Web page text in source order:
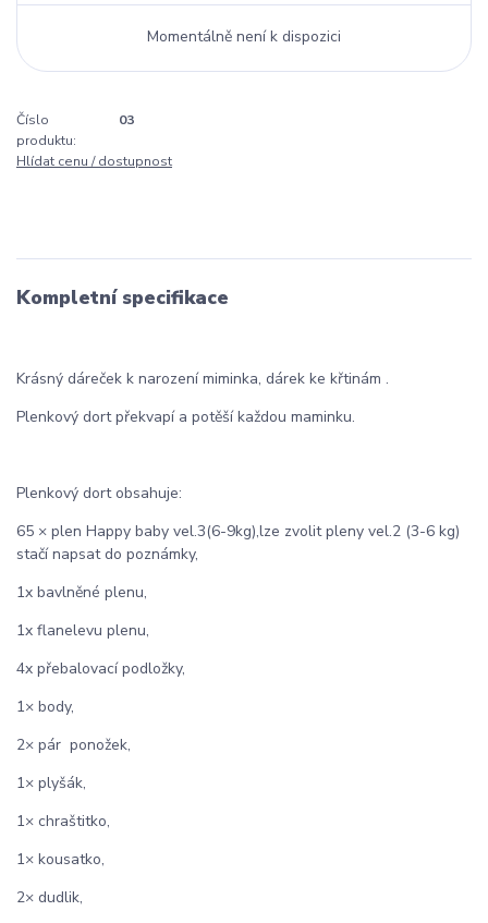
Momentálně není k dispozici
Číslo
produktu:
03
Hlídat cenu / dostupnost
Kompletní specifikace
Krásný dáreček k narození miminka, dárek ke křtinám .
Plenkový dort překvapí a potěší každou maminku.
Plenkový dort obsahuje:
65 × plen Happy baby vel.3(6-9kg),lze zvolit pleny vel.2 (3-6 kg)
stačí napsat do poznámky,
1x bavlněné plenu,
1x flanelevu plenu,
4x přebalovací podložky,
1× body,
2× pár ponožek,
1× plyšák,
1× chraštitko,
1× kousatko,
2× dudlik,